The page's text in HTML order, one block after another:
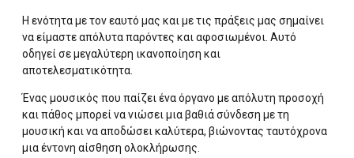
Η ενότητα με τον εαυτό μας και με τις πράξεις μας σημαίνει
να είμαστε απόλυτα παρόντες και αφοσιωμένοι. Αυτό
οδηγεί σε μεγαλύτερη ικανοποίηση και
αποτελεσματικότητα.
Ένας μουσικός που παίζει ένα όργανο με απόλυτη προσοχή
και πάθος μπορεί να νιώσει μια βαθιά σύνδεση με τη
μουσική και να αποδώσει καλύτερα, βιώνοντας ταυτόχρονα
μια έντονη αίσθηση ολοκλήρωσης.